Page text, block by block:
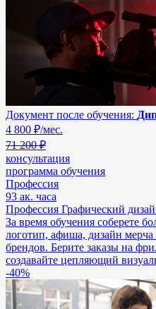
Документ после обучения:
4 800 ₽/мес.
71 200 ₽
консультация
программа обучения
Профессия
93 ак. часа
Профессия Графический
За время обучения соберете
логотип, афиша, дизайн
брендов. Берите заказы на
создавайте цепляющий
-40%